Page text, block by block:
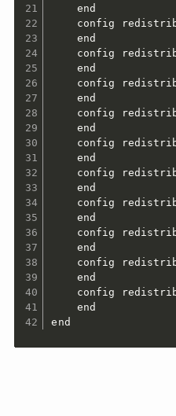
    end
config
    end
config
    end
config
    end
config
    end
config
    end
config
    end
config
    end
config
    end
config
    end
config
    end
end